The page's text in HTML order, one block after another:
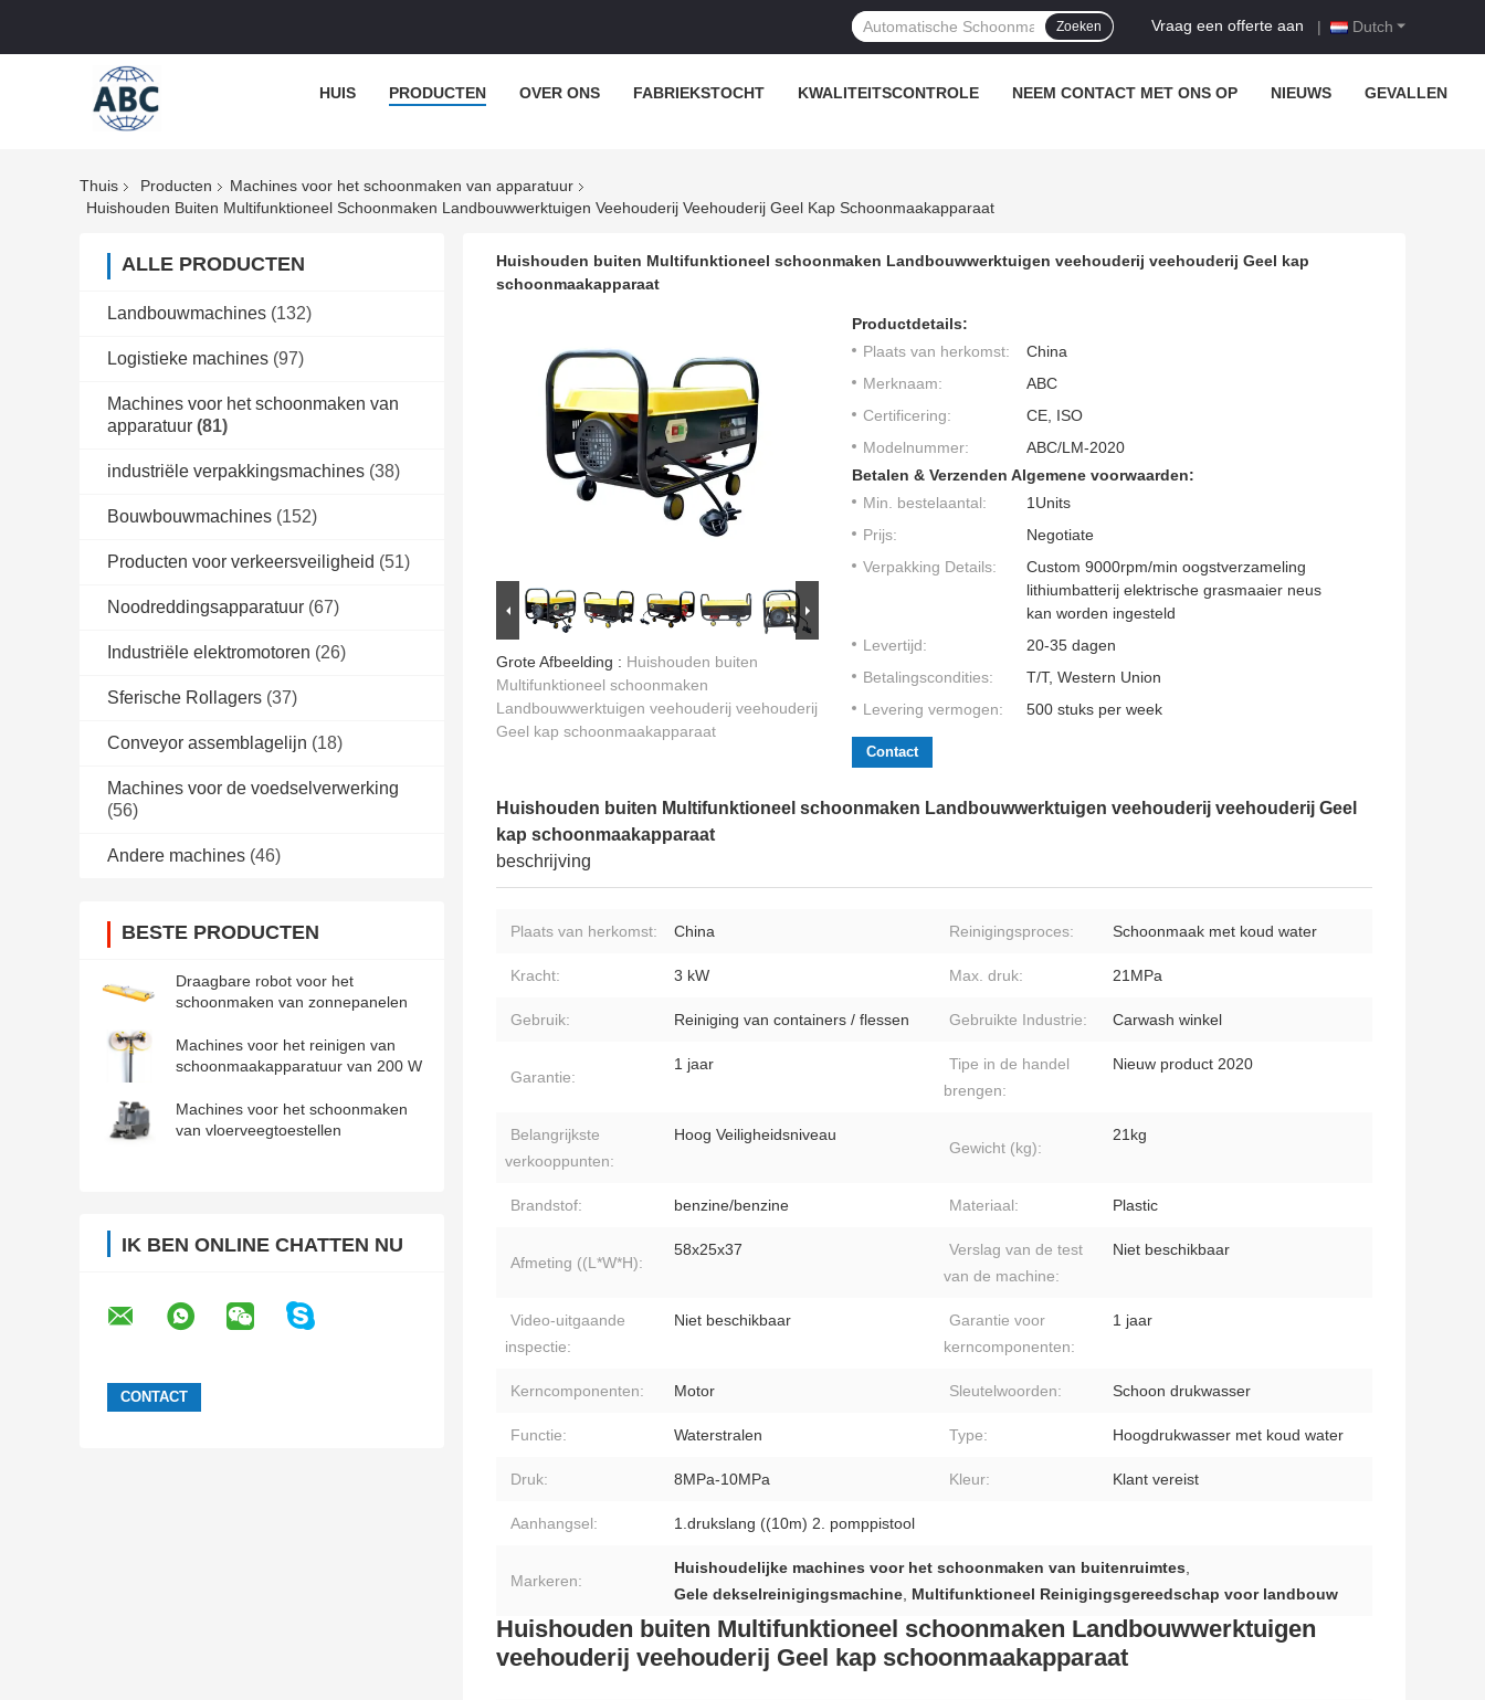
Dutch
Vraag een offerte aan |
Zoeken
HUIS PRODUCTEN OVER ONS FABRIEKSTOCHT KWALITEITSCONTROLE NEEM CONTACT MET ONS OP NIEUWS GEVALLEN
Thuis Producten
Machines voor het schoonmaken van apparatuur
Huishouden Buiten Multifunktioneel Schoonmaken Landbouwwerktuigen Veehouderij Veehouderij Geel Kap Schoonmaakapparaat
ALLE PRODUCTEN
Landbouwmachines (132)
Logistieke machines (97)
Machines voor het schoonmaken van
apparatuur (81)
industriële verpakkingsmachines (38)
Bouwbouwmachines (152)
Producten voor verkeersveiligheid (51)
Noodreddingsapparatuur (67)
Industriële elektromotoren (26)
Sferische Rollagers (37)
Conveyor assemblagelijn (18)
Machines voor de voedselverwerking
(56)
Andere machines (46)
BESTE PRODUCTEN
Draagbare robot voor het
schoonmaken van zonnepanelen
Machines voor het reinigen van
schoonmaakapparatuur van 200 W
Machines voor het schoonmaken
van vloerveegtoestellen
IK BEN ONLINE CHATTEN NU
Huishouden buiten Multifunktioneel schoonmaken Landbouwwerktuigen veehouderij veehouderij Geel kap
schoonmaakapparaat
Grote Afbeelding : Huishouden buiten
Multifunktioneel schoonmaken
Landbouwwerktuigen veehouderij veehouderij
Geel kap schoonmaakapparaat
Productdetails:
Plaats van herkomst:
China
Merknaam:
ABC
Certificering:
CE, ISO
Modelnummer:
ABC/LM-2020
Betalen & Verzenden Algemene voorwaarden:
Min. bestelaantal:
1Units
Prijs:
Negotiate
Verpakking Details:
Custom 9000rpm/min oogstverzameling
lithiumbatterij elektrische grasmaaier neus
kan worden ingesteld
Levertijd:
20-35 dagen
Betalingscondities:
T/T, Western Union
Levering vermogen:
500 stuks per week
Contact
Huishouden buiten Multifunktioneel schoonmaken Landbouwwerktuigen veehouderij veehouderij Geel
kap schoonmaakapparaat
beschrijving
Plaats van herkomst: China Reinigingsproces: Schoonmaak met koud water
Kracht: 3 kW Max. druk: 21MPa
Gebruik: Reiniging van containers / flessen Gebruikte Industrie: Carwash winkel
Garantie:
1 jaar
Tipe in de handel
brengen:
Nieuw product 2020
Belangrijkste
verkooppunten:
Hoog Veiligheidsniveau
Gewicht (kg):
21kg
Brandstof: benzine/benzine Materiaal: Plastic
Afmeting ((L*W*H):
58x25x37
Verslag van de test
van de machine:
Niet beschikbaar
Video-uitgaande
inspectie:
Niet beschikbaar
Garantie voor
kerncomponenten:
1 jaar
Kerncomponenten: Motor Sleutelwoorden: Schoon drukwasser
Functie: Waterstralen Type: Hoogdrukwasser met koud water
Druk: 8MPa-10MPa Kleur: Klant vereist
Aanhangsel: 1.drukslang ((10m) 2. pomppistool
Markeren:
Huishoudelijke machines voor het schoonmaken van buitenruimtes
Gele dekselreinigingsmachine Multifunktioneel Reinigingsgereedschap voor landbouw
Huishouden buiten Multifunktioneel schoonmaken Landbouwwerktuigen
veehouderij veehouderij Geel kap schoonmaakapparaat